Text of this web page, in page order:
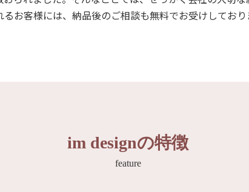
お客様には、納品後のご相談も無料でお受けしており
im designの特徴
feature